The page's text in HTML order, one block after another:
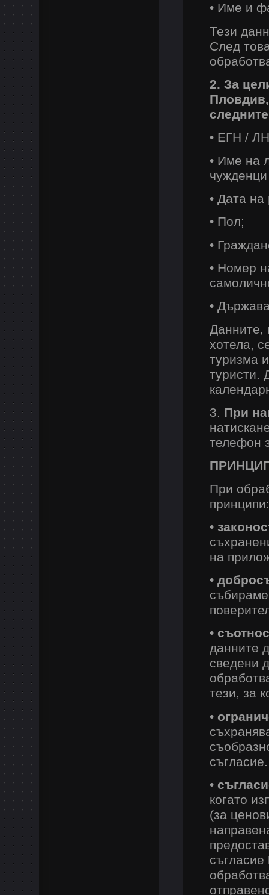
• Име и
Тези
След
2. За
• ЕГН /
• Име на
• Дата
• Пол;
•
• Номер
•
Данните,
хотела,
туризма
туристи.
3. При
телефон
При
принципи:
•
на
•
•
данните
сведени
тези, за
•
съгласие.
•
когато
(за
съгласие